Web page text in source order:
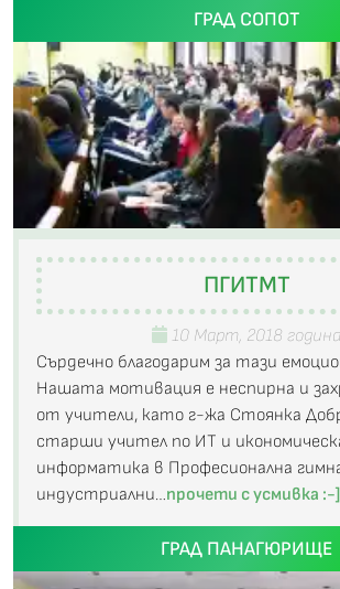
ГРАД СОПОТ
ПГИТМТ
10 Март, 2018 година
Сърдечно благодарим за тази
Нашата мотивация е неспирна и
от учители, като г-жа Стоянка
старши учител по ИТ и
информатика в Професионална
индустриални…прочети с усмивка :-]
ГРАД ПАНАГЮРИЩЕ